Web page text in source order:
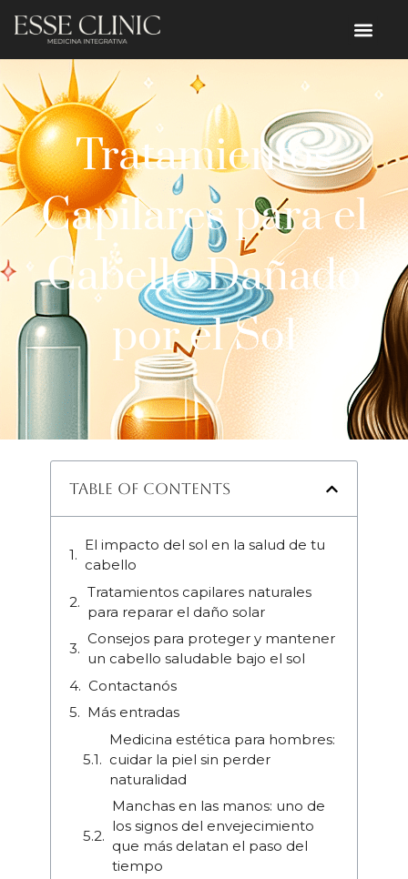
Tratamientos
Capilares para el
Cabello Dañado
por el Sol
Table of Contents
El impacto del sol en la salud de tu
cabello
Tratamientos capilares naturales
para reparar el daño solar
Consejos para proteger y mantener
un cabello saludable bajo el sol
Contactanós
Más entradas
Medicina estética para hombres:
cuidar la piel sin perder
naturalidad
Manchas en las manos: uno de
los signos del envejecimiento
que más delatan el paso del
tiempo